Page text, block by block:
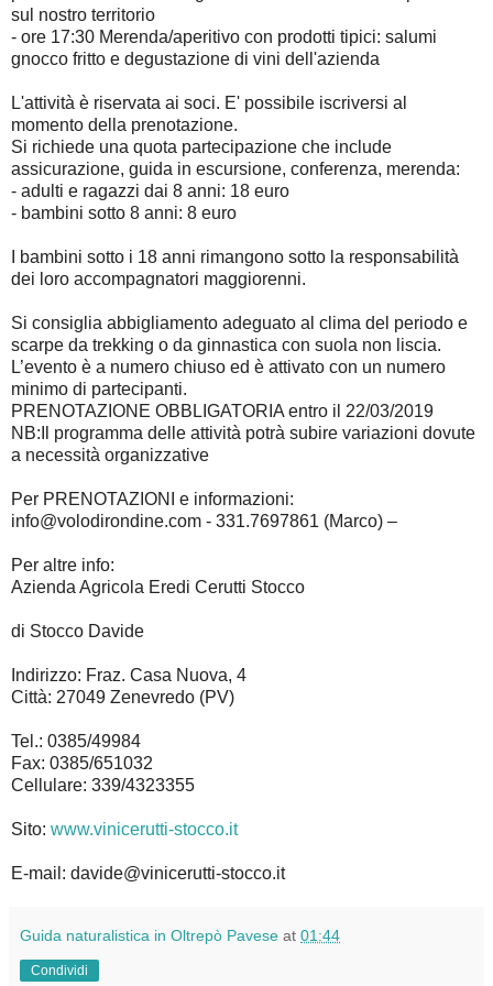
sul nostro territorio
- ore 17:30 Merenda/aperitivo con prodotti tipici: salumi
gnocco fritto e degustazione di vini dell'azienda
L'attività è riservata ai soci. E' possibile iscriversi al
momento della prenotazione.
Si richiede una quota partecipazione che include
assicurazione, guida in escursione, conferenza, merenda:
- adulti e ragazzi dai 8 anni: 18 euro
- bambini sotto 8 anni: 8 euro
I bambini sotto i 18 anni rimangono sotto la responsabilità
dei loro accompagnatori maggiorenni.
Si consiglia abbigliamento adeguato al clima del periodo e
scarpe da trekking o da ginnastica con suola non liscia.
L’evento è a numero chiuso ed è attivato con un numero
minimo di partecipanti.
PRENOTAZIONE OBBLIGATORIA entro il 22/03/2019
NB:Il programma delle attività potrà subire variazioni dovute
a necessità organizzative
Per PRENOTAZIONI e informazioni:
info@volodirondine.com - 331.7697861 (Marco) –
Per altre info:
Azienda Agricola Eredi Cerutti Stocco
di Stocco Davide
Indirizzo: Fraz. Casa Nuova, 4
Città: 27049 Zenevredo (PV)
Tel.: 0385/49984
Fax: 0385/651032
Cellulare: 339/4323355
Sito: www.vinicerutti-stocco.it
E-mail: davide@vinicerutti-stocco.it
Guida naturalistica in Oltrepò Pavese at 01:44
Condividi